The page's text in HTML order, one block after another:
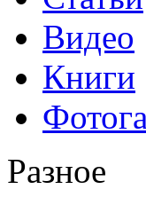
Видео
Книги
Разное